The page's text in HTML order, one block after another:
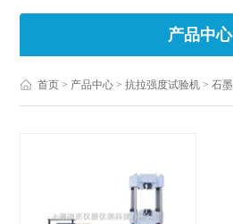
产品中心
首页 > 产品中心 >抗拉强度试验机 >石